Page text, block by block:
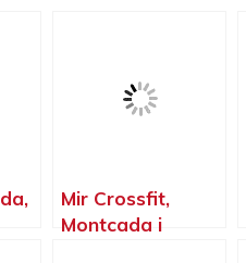
Mir Crossfit,
Montcada i